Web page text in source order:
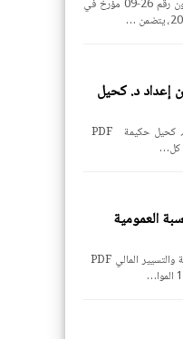
قانون رقم 26-09 يتضمن قانون المرور PDF قانون رقم 26-09 مؤرخ في
إعداد د. كحيل
كل…
العمومية